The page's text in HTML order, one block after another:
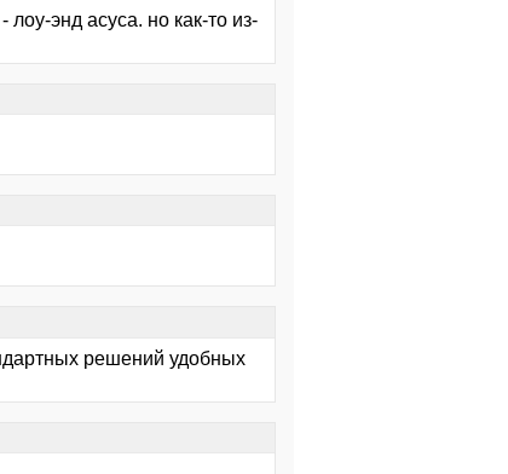
энд асуса. но как-то из-
решений удобных